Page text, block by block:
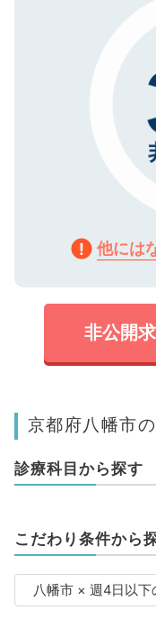
他には
非公開
京都府八幡市
診療科目から探す
こだわり条件から
八幡市 × 週4日以下